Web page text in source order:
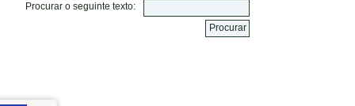
Procurar o seguinte texto: